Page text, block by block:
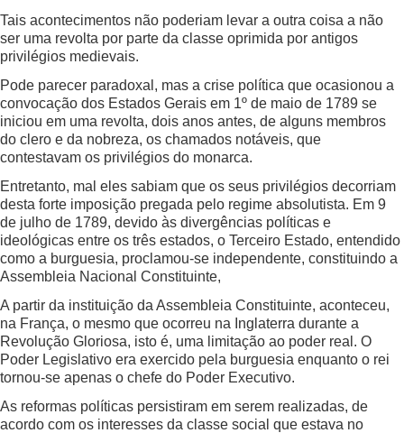
Tais acontecimentos não poderiam levar a outra coisa a não
ser uma revolta por parte da classe oprimida por antigos
privilégios medievais.
Pode parecer paradoxal, mas a crise política que ocasionou a
convocação dos Estados Gerais em 1º de maio de 1789 se
iniciou em uma revolta, dois anos antes, de alguns membros
do clero e da nobreza, os chamados notáveis, que
contestavam os privilégios do monarca.
Entretanto, mal eles sabiam que os seus privilégios decorriam
desta forte imposição pregada pelo regime absolutista. Em 9
de julho de 1789, devido às divergências políticas e
ideológicas entre os três estados, o Terceiro Estado, entendido
como a burguesia, proclamou-se independente, constituindo a
Assembleia Nacional Constituinte,
A partir da instituição da Assembleia Constituinte, aconteceu,
na França, o mesmo que ocorreu na Inglaterra durante a
Revolução Gloriosa, isto é, uma limitação ao poder real. O
Poder Legislativo era exercido pela burguesia enquanto o rei
tornou-se apenas o chefe do Poder Executivo.
As reformas políticas persistiram em serem realizadas, de
acordo com os interesses da classe social que estava no